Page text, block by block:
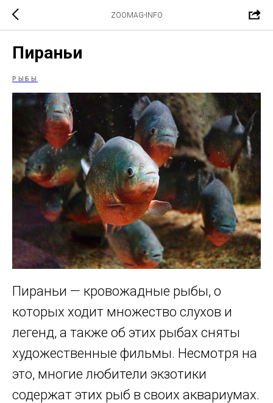
ZOOMAG-INFO
Пираньи
РЫБЫ
Пираньи — кровожадные рыбы, о
которых ходит множество слухов и
легенд, а также об этих рыбах сняты
художественные фильмы. Несмотря на
это, многие любители экзотики
содержат этих рыб в своих аквариумах.